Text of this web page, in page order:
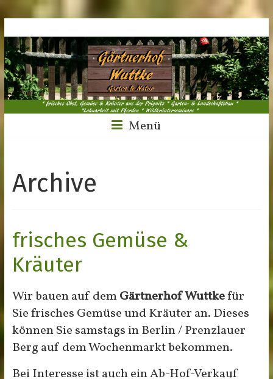
Menü
Archive
frisches Gemüse &
Kräuter
Wir bauen auf demGärtnerhof Wuttkefür
Sie frisches Gemüse und Kräuter an. Dieses
können Sie samstags in Berlin / Prenzlauer
Berg auf dem Wochenmarkt bekommen.
Bei Interesse ist auch ein Ab-Hof-Verkauf